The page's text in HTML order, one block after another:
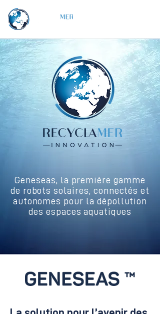
Geneseas, la première gamme
de robots solaires, connectés et
autonomes pour la dépollution
des espaces aquatiques